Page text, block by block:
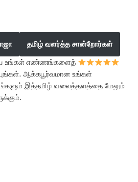
தமிழ் வளர்த்த சான்றோர்கள்
உங்கள் எண்ணங்களைத்
ஆக்கபூர்வமான உங்கள்
இத்தமிழ் வலைத்தளத்தை மேலும்